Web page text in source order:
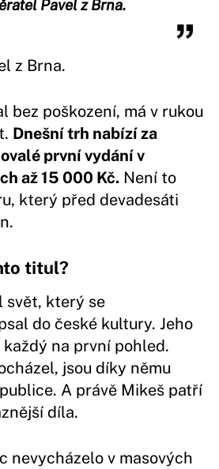
Pavel z Brna.
z Brna.
bez poškození, má v rukou
Dnešní trh nabízí za
první vydání v
až 15 000 Kč. Není to
který před devadesáti
titul?
svět, který se
do české kultury. Jeho
na první pohled.
jsou díky němu
A právě Mikeš patří
díla.
nevycházelo v masových